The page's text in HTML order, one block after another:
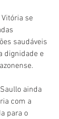
se
saudáveis
dignidade e
ainda
com a
para o